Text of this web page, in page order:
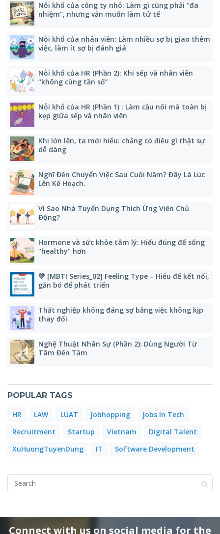
Nỗi khổ của công ty nhỏ: Làm gì cũng phải “đa
nhiệm”, nhưng vẫn muốn làm tử tế
Nỗi khổ của nhân viên: Làm nhiều sợ bị giao thêm
việc, làm ít sợ bị đánh giá
Nỗi khổ của HR (Phần 2): Khi sếp và nhân viên
“không cùng tần số”
Nỗi khổ của HR (Phần 1) : Làm cầu nối mà toàn bị
kẹp giữa sếp và nhân viên
Khi lớn lên, ta mới hiểu: chẳng có điều gì thật sự
dễ dàng
Nghĩ Đến Chuyển Việc Sau Cuối Năm? Đây Là Lúc
Lên Kế Hoạch.
Vì Sao Nhà Tuyển Dụng Thích Ứng Viên Chủ
Động?
Hormone và sức khỏe tâm lý: Hiểu đúng để sống
“healthy” hơn
💛 [MBTI Series_02] Feeling Type – Hiểu để kết nối,
gắn bó để phát triển
Thất nghiệp không đáng sợ bằng việc không kịp
thay đổi
Nghệ Thuật Nhân Sự (Phần 2): Dùng Người Từ
Tâm Đến Tầm
POPULAR TAGS
HR LAW LUAT Jobhopping
Jobs In Tech
Recruitment
Startup Vietnam
Digital Talent
XuHuongTuyenDung
IT Software Development
Connect with us on social media for the